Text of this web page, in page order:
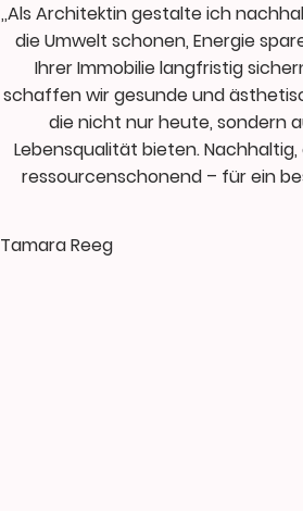
,,Als Architektin gestalte ich
die Umwelt schonen, Energie
Ihrer Immobilie langfristig
schaffen wir gesunde und
die nicht nur heute, sondern
Lebensqualität bieten.
ressourcenschonend – für ein
Tamara Reeg